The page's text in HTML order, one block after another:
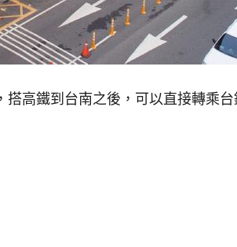
高鐵到台南之後，可以直接轉乘台